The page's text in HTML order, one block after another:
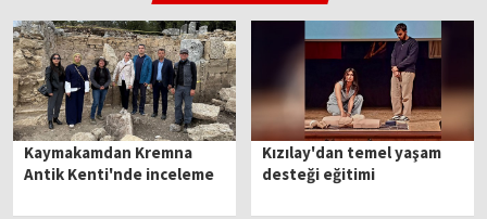
Kaymakamdan Kremna
Antik Kenti'nde inceleme
Kızılay'dan temel yaşam
desteği eğitimi